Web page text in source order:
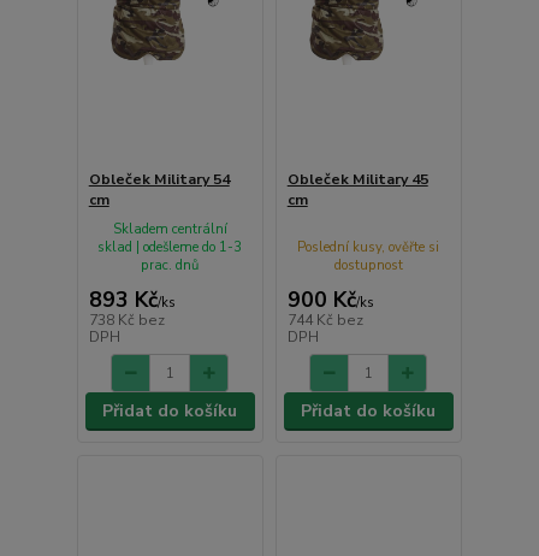
Obleček Military 54
cm
893 Kč/ks
738 Kč bez
DPH
Skladem centrální
sklad | odešleme do 1-3
prac. dnů
Přidat do košíku
Obleček Military 45
cm
900 Kč/ks
744 Kč bez
DPH
Poslední kusy, ověřte si
dostupnost
Přidat do košíku